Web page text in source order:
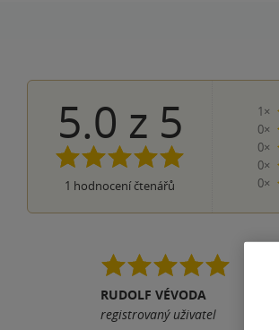
5.0 z 5
1 hodnocení čtenářů
1×
0×
0×
0×
0×
RUDOLF VÉVODA
registrovaný uživatel